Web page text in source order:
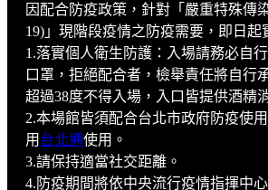
因配合防疫政策，針對「嚴重特殊傳
19)」現階段疫情之防疫需要，即日起
1.落實個人衛生防護：入場請務必自
口罩，拒絕配合者，檢舉責任將自行
超過38度不得入場，入口皆提供酒精
2.本場館皆須配合台北市政府防疫使用
用 台北通使用。
3.請保持適當社交距離。
4.防疫期間將依中央流行疫情指揮中